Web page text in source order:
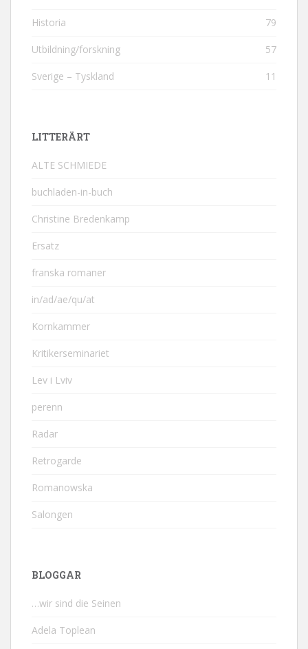
Historia 79
Utbildning/forskning 57
Sverige – Tyskland 11
LITTERÄRT
ALTE SCHMIEDE
buchladen-in-buch
Christine Bredenkamp
Ersatz
franska romaner
in/ad/ae/qu/at
Kornkammer
Kritikerseminariet
Lev i Lviv
perenn
Radar
Retrogarde
Romanowska
Salongen
BLOGGAR
…wir sind die Seinen
Adela Toplean